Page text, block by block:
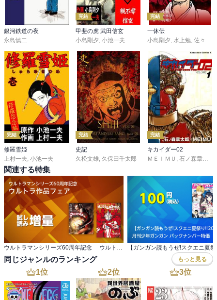
銀河鉄道の夜
永島慎二
完結
甲斐の虎 武田信玄
小島剛夕 小池一夫
完結
一休伝
小島剛夕 水上勉 佐々木守
完結
修羅雪姫
上村一夫, 小池一夫
完結
史記
久松文雄, 久保田千太郎
完結
キカイダー02
ＭＥＩＭＵ , 石ノ森章太郎
関連する特集
ウルトラマンシリーズ60周年記念 ウルトラ作品フェア
同じジャンルのランキング もっと見る
1位 2位 3位